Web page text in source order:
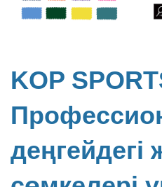
KOP
деңгейдегі